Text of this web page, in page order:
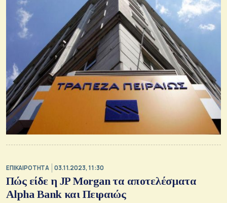
ΕΠΙΚΑΙΡΟΤΗΤΑ 03.11.2023, 11:30
Πώς είδε η JP Morgan τα αποτελέσματα
Alpha Bank και Πειραιώς